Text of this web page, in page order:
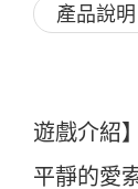
產品說明
遊戲介紹
平靜的愛